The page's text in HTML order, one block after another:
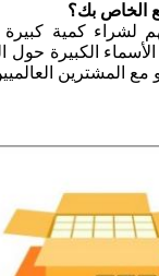
الخاص بك؟
لشراء كمية
مع المشترين